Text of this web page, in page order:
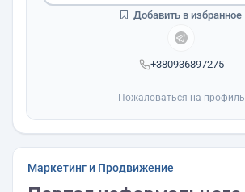
+380936897275
Добавить в избранное
Пожаловаться на профиль
Маркетинг и Продвижение